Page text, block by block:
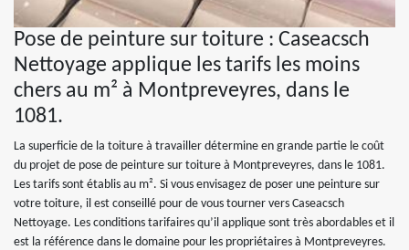
Pose de peinture sur toiture : Caseacsch
Nettoyage applique les tarifs les moins
chers au m² à Montpreveyres, dans le
1081.
La superficie de la toiture à travailler détermine en grande partie le coût
du projet de pose de peinture sur toiture à Montpreveyres, dans le 1081.
Les tarifs sont établis au m². Si vous envisagez de poser une peinture sur
votre toiture, il est conseillé pour de vous tourner vers Caseacsch
Nettoyage. Les conditions tarifaires qu’il applique sont très abordables et il
est la référence dans le domaine pour les propriétaires à Montpreveyres.